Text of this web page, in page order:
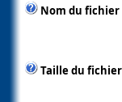
Nom du fichier
Taille du fichier